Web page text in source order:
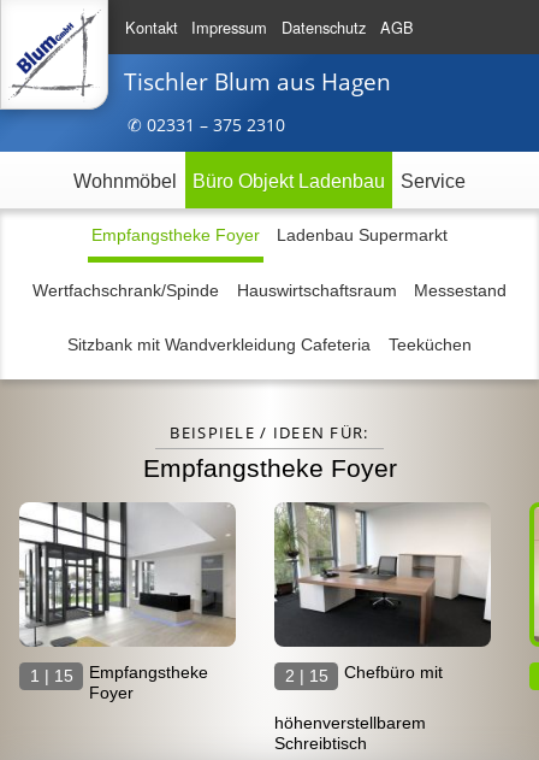
Kontakt Impressum Datenschutz AGB
Tischler Blum aus Hagen
✆ 02331 – 375 2310
Wohnmöbel Büro Objekt Ladenbau Service
Empfangstheke Foyer Ladenbau Supermarkt
Wertfachschrank/Spinde Hauswirtschaftsraum Messestand
Sitzbank mit Wandverkleidung Cafeteria Teeküchen
BEISPIELE / IDEEN FÜR:
Empfangstheke Foyer
1 | 15
Empfangstheke
Foyer
2 | 15 Chefbüro mit
höhenverstellbarem
Schreibtisch